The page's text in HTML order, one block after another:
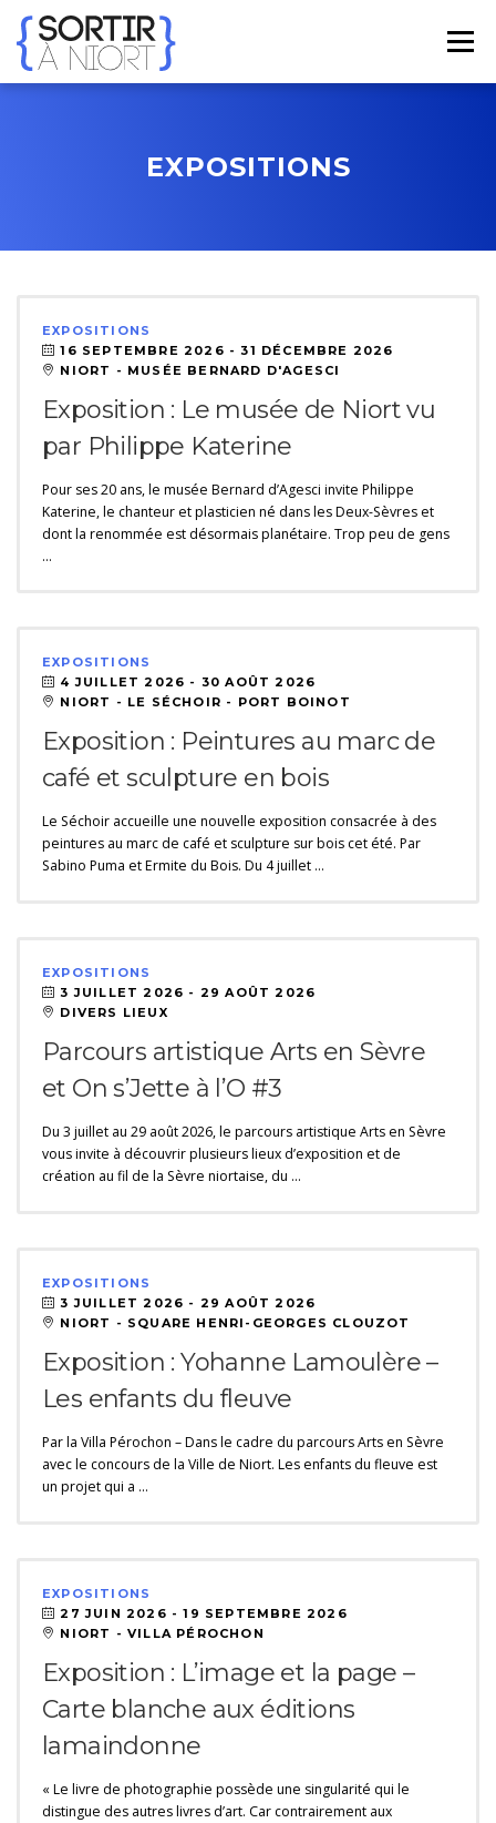
contenu
Menu
EXPOSITIONS
EXPOSITIONS
16 SEPTEMBRE 2026 - 31 DÉCEMBRE 2026
NIORT - MUSÉE BERNARD D'AGESCI
Exposition : Le musée de Niort vu
par Philippe Katerine
Pour ses 20 ans, le musée Bernard d’Agesci invite Philippe
Katerine, le chanteur et plasticien né dans les Deux-Sèvres et
dont la renommée est désormais planétaire. Trop peu de gens
…
EXPOSITIONS
4 JUILLET 2026 - 30 AOÛT 2026
NIORT - LE SÉCHOIR - PORT BOINOT
Exposition : Peintures au marc de
café et sculpture en bois
Le Séchoir accueille une nouvelle exposition consacrée à des
peintures au marc de café et sculpture sur bois cet été. Par
Sabino Puma et Ermite du Bois. Du 4 juillet …
EXPOSITIONS
3 JUILLET 2026 - 29 AOÛT 2026
DIVERS LIEUX
Parcours artistique Arts en Sèvre
et On s’Jette à l’O #3
Du 3 juillet au 29 août 2026, le parcours artistique Arts en Sèvre
vous invite à découvrir plusieurs lieux d’exposition et de
création au fil de la Sèvre niortaise, du …
EXPOSITIONS
3 JUILLET 2026 - 29 AOÛT 2026
NIORT - SQUARE HENRI-GEORGES CLOUZOT
Exposition : Yohanne Lamoulère –
Les enfants du fleuve
Par la Villa Pérochon – Dans le cadre du parcours Arts en Sèvre
avec le concours de la Ville de Niort. Les enfants du fleuve est
un projet qui a …
EXPOSITIONS
27 JUIN 2026 - 19 SEPTEMBRE 2026
NIORT - VILLA PÉROCHON
Exposition : L’image et la page –
Carte blanche aux éditions
lamaindonne
« Le livre de photographie possède une singularité qui le
distingue des autres livres d’art. Car contrairement aux